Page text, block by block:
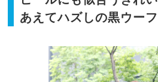
あえてハズしの黒ウー